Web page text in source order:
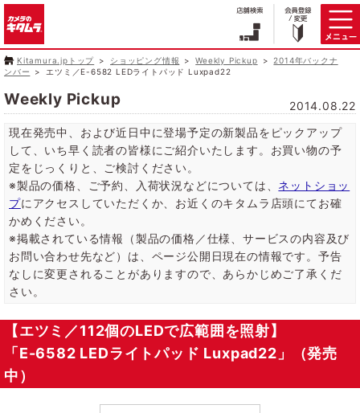
Kitamura.jpトップ ショッピング情報 Weekly Pickup
2014年バックナ
ンバー
エツミ／E-6582 LEDライトパッド Luxpad22
Weekly Pickup
2014.08.22
現在発売中、および近日中に登場予定の新製品をピックアップ
して、いち早く読者の皆様にご紹介いたします。お買い物の予
定をじっくりと、ご検討ください。
※製品の価格、ご予約、入荷状況などについては、 ネットショッ
プにアクセスしていただくか、お近くのキタムラ店頭にてお確
かめください。
※掲載されている情報（製品の価格／仕様、サービスの内容及び
お問い合わせ先など）は、ページ公開日現在の情報です。予告
なしに変更されることがありますので、あらかじめご了承くだ
さい。
【エツミ／112個のLEDで広範囲を照射】
「E-6582 LEDライトパッド Luxpad22」（発売
中）